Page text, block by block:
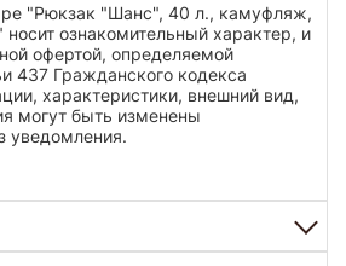
"Рюкзак "Шанс", 40 л., камуфляж,
ознакомительный характер, и
офертой, определяемой
437 Гражданского кодекса
характеристики, внешний вид,
могут быть изменены
уведомления.